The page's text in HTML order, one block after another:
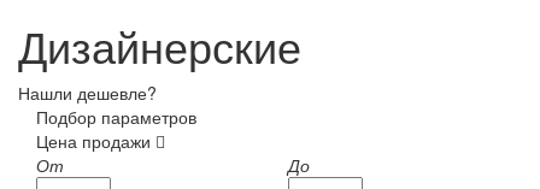
Дизайнерские
Нашли дешевле?
Подбор параметров
Цена продажи
От
До